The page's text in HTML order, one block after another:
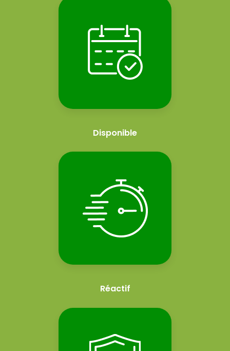
Disponible
Réactif